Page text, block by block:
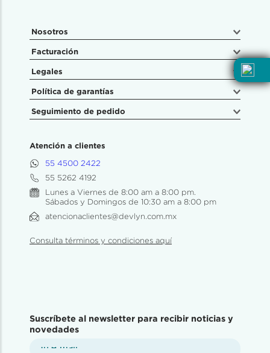
Nosotros
Facturación
Legales
Política de garantías
Seguimiento de pedido
Atención a clientes
55 4500 2422
55 5262 4192
Lunes a Viernes de 8:00 am a 8:00 pm.
Sábados y Domingos de 10:30 am a 8:00 pm
atencionaclientes@devlyn.com.mx
Consulta términos y condiciones aquí
Suscríbete al newsletter para recibir noticias y
novedades